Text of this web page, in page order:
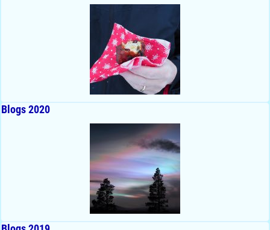
Blogs 2020